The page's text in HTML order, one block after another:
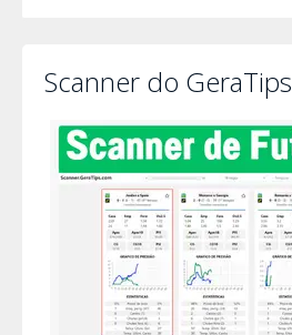
Scanner do GeraTips